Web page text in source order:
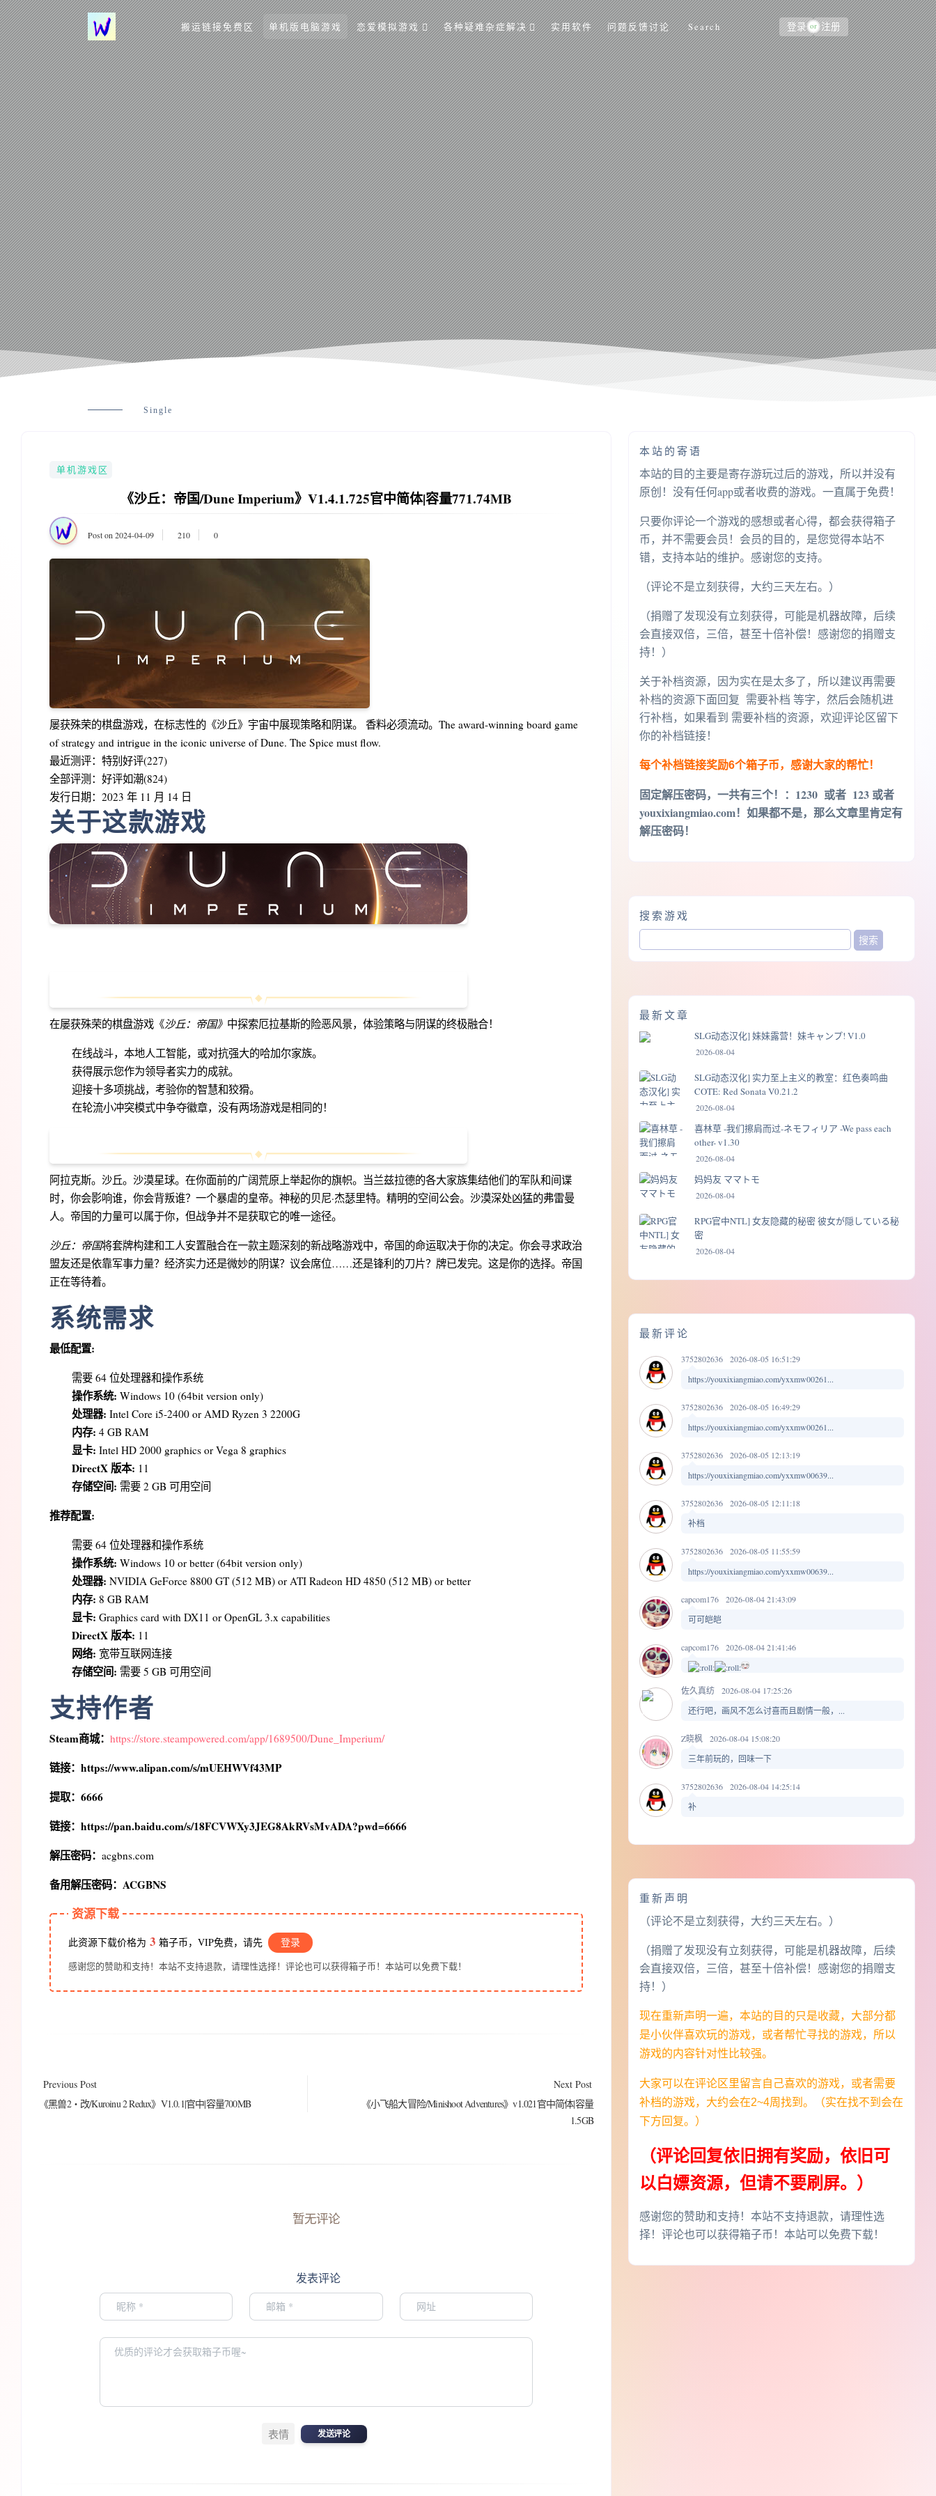
搬运链接免费区 单机版电脑游戏 恋爱模拟游戏 各种疑难杂症解决 实用软件 问题反馈讨论 Search 登录 or 注册
Single
单机游戏区
《沙丘：帝国/Dune Imperium》V1.4.1.725官中简体|容量771.74MB
Post on 2024-04-09 210 0
屡获殊荣的棋盘游戏，在标志性的《沙丘》宇宙中展现策略和阴谋。 香料必须流动。The award-winning board game
of strategy and intrigue in the iconic universe of Dune. The Spice must flow.
最近测评：特别好评(227)
全部评测：好评如潮(824)
发行日期：2023 年 11 月 14 日
关于这款游戏
在屡获殊荣的棋盘游戏《沙丘：帝国》 中探索厄拉基斯的险恶风景，体验策略与阴谋的终极融合！
在线战斗，本地人工智能，或对抗强大的哈加尔家族。
获得展示您作为领导者实力的成就。
迎接十多项挑战，考验你的智慧和狡猾。
在轮流小冲突模式中争夺徽章，没有两场游戏是相同的！
阿拉克斯。沙丘。沙漠星球。在你面前的广阔荒原上举起你的旗帜。当兰兹拉德的各大家族集结他们的军队和间谍
时，你会影响谁，你会背叛谁？一个暴虐的皇帝。神秘的贝尼·杰瑟里特。精明的空间公会。沙漠深处凶猛的弗雷曼
人。帝国的力量可以属于你，但战争并不是获取它的唯一途径。
沙丘：帝国将套牌构建和工人安置融合在一款主题深刻的新战略游戏中，帝国的命运取决于你的决定。你会寻求政治
盟友还是依靠军事力量？经济实力还是微妙的阴谋？议会席位……还是锋利的刀片？牌已发完。这是你的选择。帝国
正在等待着。
系统需求
最低配置:
需要 64 位处理器和操作系统
操作系统: Windows 10 (64bit version only)
处理器: Intel Core i5-2400 or AMD Ryzen 3 2200G
内存: 4 GB RAM
显卡: Intel HD 2000 graphics or Vega 8 graphics
DirectX 版本: 11
存储空间: 需要 2 GB 可用空间
推荐配置:
需要 64 位处理器和操作系统
操作系统: Windows 10 or better (64bit version only)
处理器: NVIDIA GeForce 8800 GT (512 MB) or ATI Radeon HD 4850 (512 MB) or better
内存: 8 GB RAM
显卡: Graphics card with DX11 or OpenGL 3.x capabilities
DirectX 版本: 11
网络: 宽带互联网连接
存储空间: 需要 5 GB 可用空间
支持作者
Steam商城： https://store.steampowered.com/app/1689500/Dune_Imperium/
链接：https://www.alipan.com/s/mUEHWVf43MP
提取：6666
链接：https://pan.baidu.com/s/18FCVWXy3JEG8AkRVsMvADA?pwd=6666
解压密码： acgbns.com
备用解压密码：ACGBNS
资源下载
此资源下载价格为 3 箱子币，VIP免费，请先 登录
感谢您的赞助和支持！本站不支持退款，请理性选择！评论也可以获得箱子币！本站可以免费下载！
Previous Post
《黑兽2‧改/Kuroinu 2 Redux》V1.0.1|官中|容量700MB
Next Post
《小飞船大冒险/Minishoot Adventures》v1.021官中简体|容量
1.5GB
暂无评论
发表评论
表情 发送评论
本站的寄语
本站的目的主要是寄存游玩过后的游戏，所以并没有
原创！没有任何app或者收费的游戏。一直属于免费！
只要你评论一个游戏的感想或者心得，都会获得箱子
币，并不需要会员！会员的目的，是您觉得本站不
错，支持本站的维护。感谢您的支持。
（评论不是立刻获得，大约三天左右。）
（捐赠了发现没有立刻获得，可能是机器故障，后续
会直接双倍，三倍，甚至十倍补偿！感谢您的捐赠支
持！）
关于补档资源，因为实在是太多了，所以建议再需要
补档的资源下面回复 需要补档 等字，然后会随机进
行补档，如果看到 需要补档的资源，欢迎评论区留下
你的补档链接！
每个补档链接奖励6个箱子币，感谢大家的帮忙！
固定解压密码，一共有三个！ ：1230 或者 123 或者
youxixiangmiao.com！如果都不是，那么文章里肯定有
解压密码！
搜索游戏
最新文章
SLG动态汉化] 妹妹露营！妹キャンプ! V1.0
2026-08-04
SLG动态汉化] 实力至上主义的教室：红色奏鸣曲
COTE: Red Sonata V0.21.2
2026-08-04
喜林草 -我们擦肩而过-ネモフィリア -We pass each
other- v1.30
2026-08-04
妈妈友 ママトモ
2026-08-04
RPG官中NTL] 女友隐藏的秘密 彼女が隠している秘
密
2026-08-04
最新评论
3752802636
2026-08-05 16:51:29
https://youxixiangmiao.com/yxxmw00261...
3752802636
2026-08-05 16:49:29
https://youxixiangmiao.com/yxxmw00261...
3752802636
2026-08-05 12:13:19
https://youxixiangmiao.com/yxxmw00639...
3752802636
2026-08-05 12:11:18
补档
3752802636
2026-08-05 11:55:59
https://youxixiangmiao.com/yxxmw00639...
capcom176
2026-08-04 21:43:09
可可皑皑
capcom176 2026-08-04 21:41:46
佐久真纺
2026-08-04 17:25:26
还行吧，画风不怎么讨喜而且剧情一般，...
Z晓枫
2026-08-04 15:08:20
三年前玩的，回味一下
3752802636
2026-08-04 14:25:14
补
重新声明
（评论不是立刻获得，大约三天左右。）
（捐赠了发现没有立刻获得，可能是机器故障，后续
会直接双倍，三倍，甚至十倍补偿！感谢您的捐赠支
持！）
现在重新声明一遍，本站的目的只是收藏，大部分都
是小伙伴喜欢玩的游戏，或者帮忙寻找的游戏，所以
游戏的内容针对性比较强。
大家可以在评论区里留言自己喜欢的游戏，或者需要
补档的游戏，大约会在2~4周找到。（实在找不到会在
下方回复。）
（评论回复依旧拥有奖励，依旧可
以白嫖资源，但请不要刷屏。）
感谢您的赞助和支持！本站不支持退款，请理性选
择！评论也可以获得箱子币！本站可以免费下载！